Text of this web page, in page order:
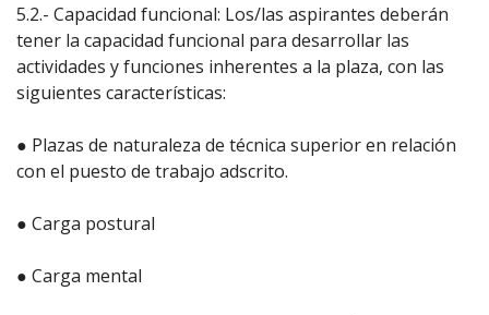
5.2.- Capacidad funcional: Los/las aspirantes deberán
tener la capacidad funcional para desarrollar las
actividades y funciones inherentes a la plaza, con las
siguientes características:
● Plazas de naturaleza de técnica superior en relación
con el puesto de trabajo adscrito.
● Carga postural
● Carga mental